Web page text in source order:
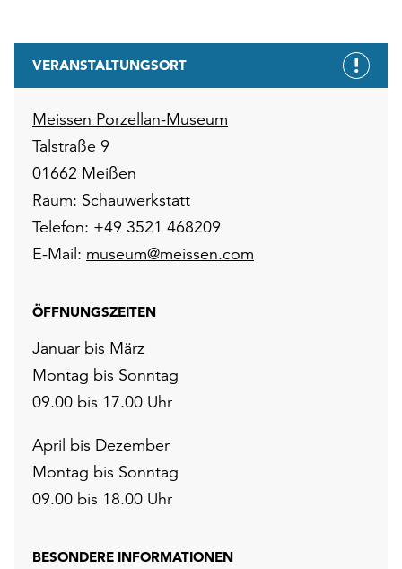
VERANSTALTUNGSORT
Meissen Porzellan-Museum
Talstraße 9
01662 Meißen
Raum: Schauwerkstatt
Telefon: +49 3521 468209
E-Mail: museum@meissen.com
ÖFFNUNGSZEITEN
Januar bis März
Montag bis Sonntag
09.00 bis 17.00 Uhr
April bis Dezember
Montag bis Sonntag
09.00 bis 18.00 Uhr
BESONDERE INFORMATIONEN